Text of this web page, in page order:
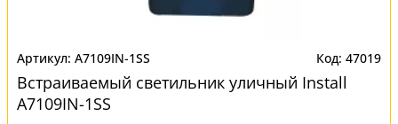
A7109IN-1SS 47019
Встраиваемый светильник уличный Install
A7109IN-1SS